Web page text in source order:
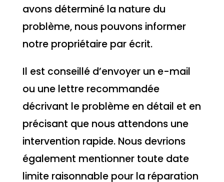
avons déterminé la nature du
problème, nous pouvons informer
notre propriétaire par écrit.
Il est conseillé d’envoyer un e-mail
ou une lettre recommandée
décrivant le problème en détail et en
précisant que nous attendons une
intervention rapide. Nous devrions
également mentionner toute date
limite raisonnable pour la réparation